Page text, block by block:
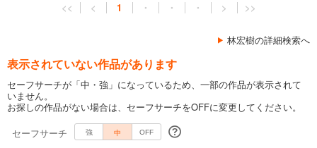
<< < 1 ・ ・ ・ > >>
林宏樹の詳細検索へ
表示されていない作品があります
セーフサーチが「中・強」になっているため、一部の作品が表示されて
いません。
お探しの作品がない場合は、セーフサーチをOFFに変更してください。
セーフサーチ
強 中 OFF